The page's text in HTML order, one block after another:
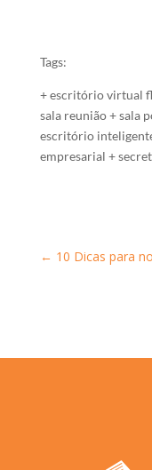
Tags:
+ escritório virtual
sala reunião + sala
escritório
empresarial +
← 10 Dicas para